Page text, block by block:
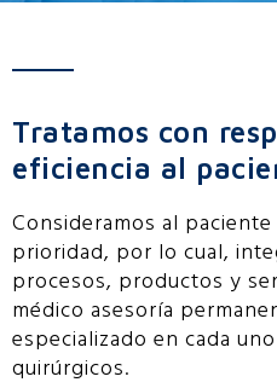
Tratamos con
eficiencia al
Consideramos al
prioridad, por lo cual,
procesos, productos y
médico asesoría
especializado en cada
quirúrgicos.